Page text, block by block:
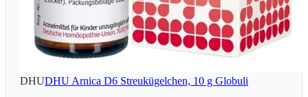
DHUDHU Arnica D6 Streukügelchen, 10 g Globuli